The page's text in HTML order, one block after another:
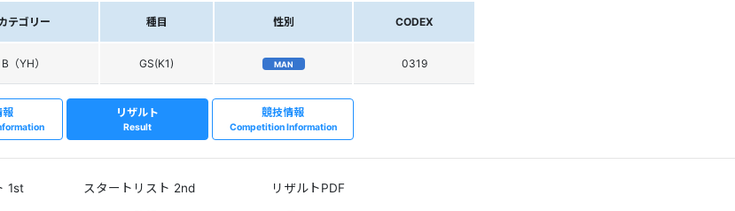
テゴリー 種目 性別 CODEX
B（YH） GS(K1) MAN 0319
報 リザルト
Result
競技情報
Competition Information
1st スタートリスト 2nd リザルトPDF